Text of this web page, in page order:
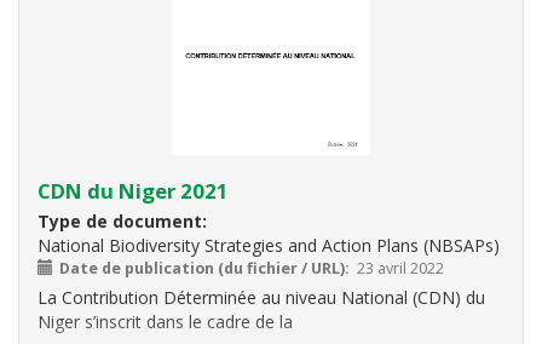
CDN du Niger 2021
Type de document
National Biodiversity Strategies and Action Plans (NBSAPs)
Date de publication (du fichier / URL) 23 avril 2022
La Contribution Déterminée au niveau National (CDN) du
Niger s’inscrit dans le cadre de la